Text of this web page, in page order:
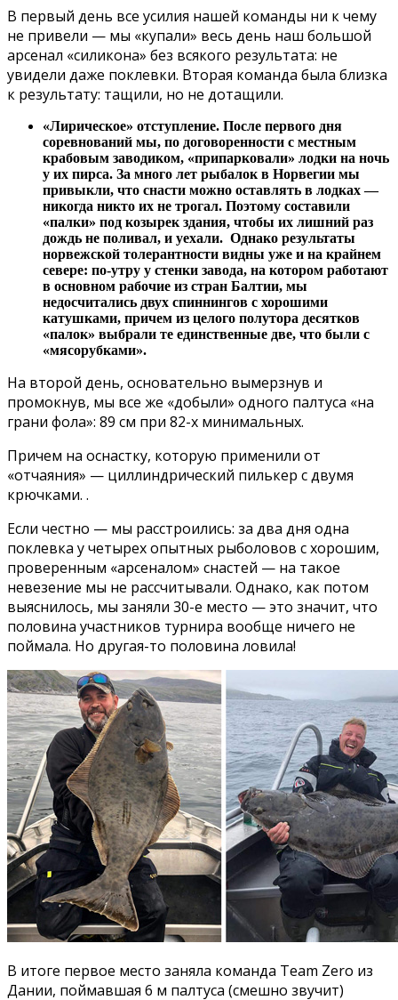
В первый день все усилия нашей команды ни к чему
не привели — мы «купали» весь день наш большой
арсенал «силикона» без всякого результата: не
увидели даже поклевки. Вторая команда была близка
к результату: тащили, но не дотащили.
«Лирическое» отступление. После первого дня
соревнований мы, по договоренности с местным
крабовым заводиком, «припарковали» лодки на ночь
у их пирса. За много лет рыбалок в Норвегии мы
привыкли, что снасти можно оставлять в лодках —
никогда никто их не трогал. Поэтому составили
«палки» под козырек здания, чтобы их лишний раз
дождь не поливал, и уехали. Однако результаты
норвежской толерантности видны уже и на крайнем
севере: по-утру у стенки завода, на котором работают
в основном рабочие из стран Балтии, мы
недосчитались двух спиннингов с хорошими
катушками, причем из целого полутора десятков
«палок» выбрали те единственные две, что были с
«мясорубками».
На второй день, основательно вымерзнув и
промокнув, мы все же «добыли» одного палтуса «на
грани фола»: 89 см при 82-х минимальных.
Причем на оснастку, которую применили от
«отчаяния» — циллиндрический пилькер с двумя
крючками. .
Если честно — мы расстроились: за два дня одна
поклевка у четырех опытных рыболовов с хорошим,
проверенным «арсеналом» снастей — на такое
невезение мы не рассчитывали. Однако, как потом
выяснилось, мы заняли 30-е место — это значит, что
половина участников турнира вообще ничего не
поймала. Но другая-то половина ловила!
В итоге первое место заняла команда Team Zero из
Дании, поймавшая 6 м палтуса (смешно звучит)